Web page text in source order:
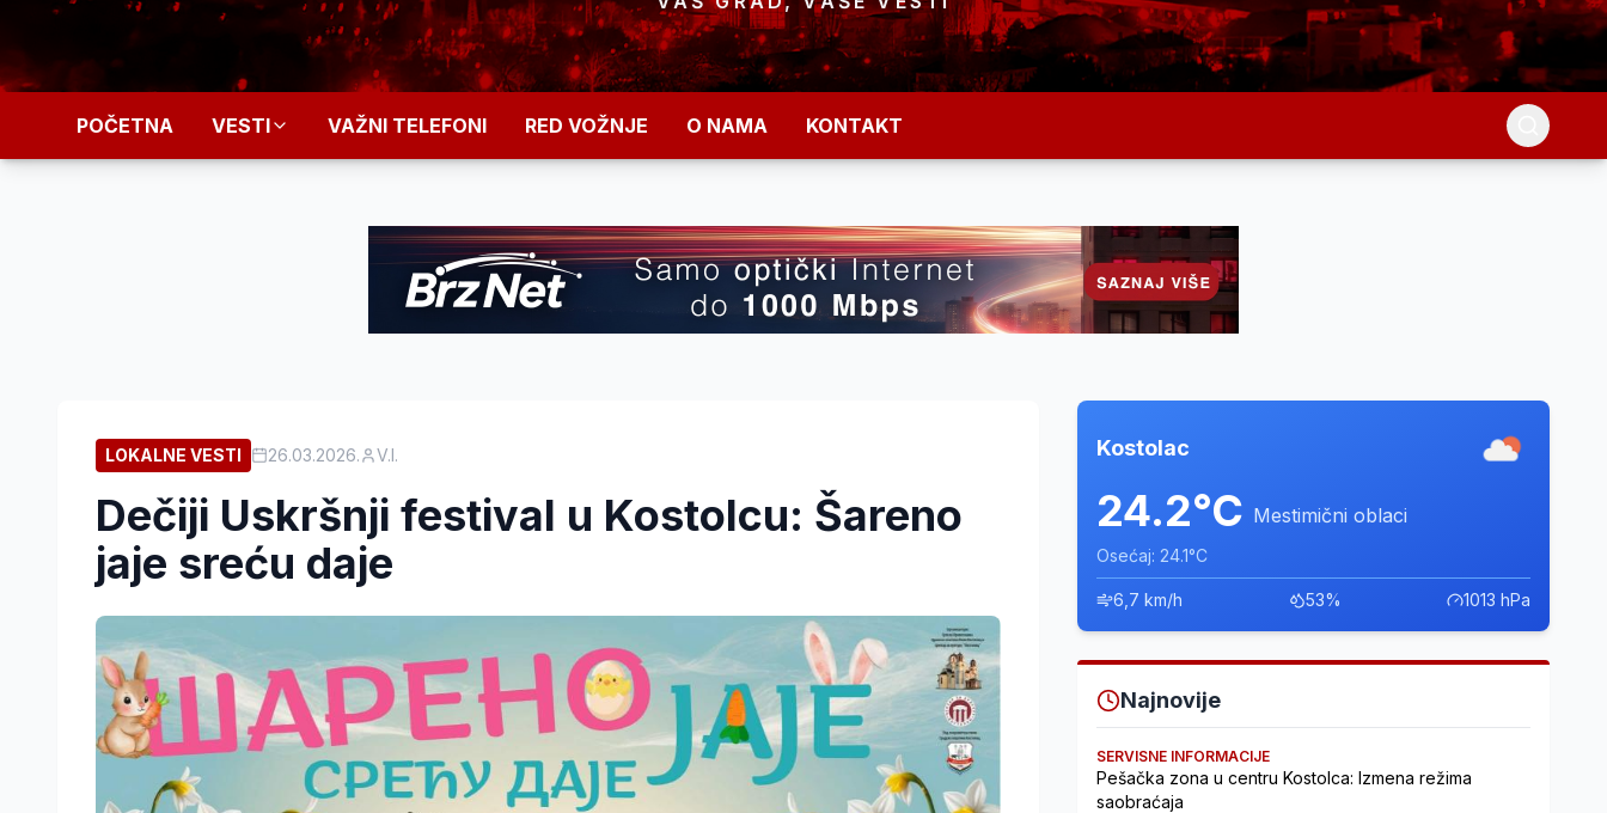
POČETNA VESTI VAŽNI TELEFONI RED VOŽNJE O NAMA KONTAKT
LOKALNE VESTI 26.03.2026. V.I.
Dečiji Uskršnji festival u Kostolcu: Šareno
jaje sreću daje
Kostolac
24.2°C Mestimični oblaci
Osećaj: 24.1°C
6,7 km/h 53% 1013 hPa
Najnovije
SERVISNE INFORMACIJE
Pešačka zona u centru Kostolca: Izmena režima
saobraćaja